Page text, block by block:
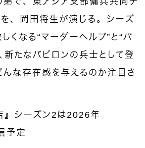
、岡田将生が演じる。シーズ
くなる“マーダーヘルプ”と“バ
新たなバビロンの兵士として登
んな存在感を与えるのか注目さ
』シーズン2は2026年
予定